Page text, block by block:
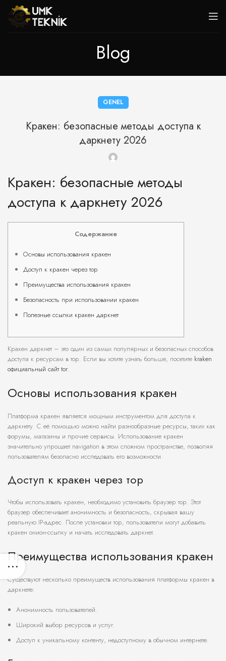
Blog
GENEL
Кракен: безопасные методы доступа к
даркнету 2026
Кракен: безопасные методы
доступа к даркнету 2026
Содержание
Основы использования кракен
Доступ к кракен через тор
Преимущества использования кракен
Безопасность при использовании кракен
Полезные ссылки кракен даркнет
Кракен даркнет – это один из самых популярных и безопасных способов
доступа к ресурсам в тор. Если вы хотите узнать больше, посетите kraken
официальный сайт tor.
Основы использования кракен
Платформа кракен является мощным инструментом для доступа к
даркнету. С её помощью можно найти разнообразные ресурсы, таких как
форумы, магазины и прочие сервисы. Использование кракен
значительно упрощает navigation в этом сложном пространстве, позволяя
пользователям безопасно исследовать его возможности.
Доступ к кракен через тор
Чтобы использовать кракен, необходимо установить браузер тор. Этот
браузер обеспечивает анонимность и безопасность, скрывая вашу
реальную IP-адрес. После установки тор, пользователи могут добавить
кракен онион-ссылку и начать исследовать даркнет.
Преимущества использования кракен
Существуют несколько преимуществ использования платформы кракен в
даркнете:
Анонимность пользователей.
Широкий выбор ресурсов и услуг.
Доступ к уникальному контенту, недоступному в обычном интернете.